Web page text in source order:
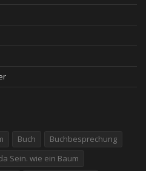
Buch
Buchbesprechung
Sein. wie ein Baum